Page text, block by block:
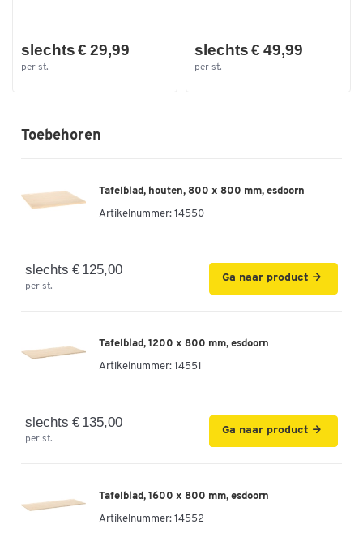
slechts € 29,99
per st.
slechts € 49,99
per st.
Toebehoren
Tafelblad, houten, 800 x 800 mm, esdoorn
Artikelnummer: 14550
slechts € 125,00
per st.
Ga naar product
Tafelblad, 1200 x 800 mm, esdoorn
Artikelnummer: 14551
slechts € 135,00
per st.
Ga naar product
Tafelblad, 1600 x 800 mm, esdoorn
Artikelnummer: 14552